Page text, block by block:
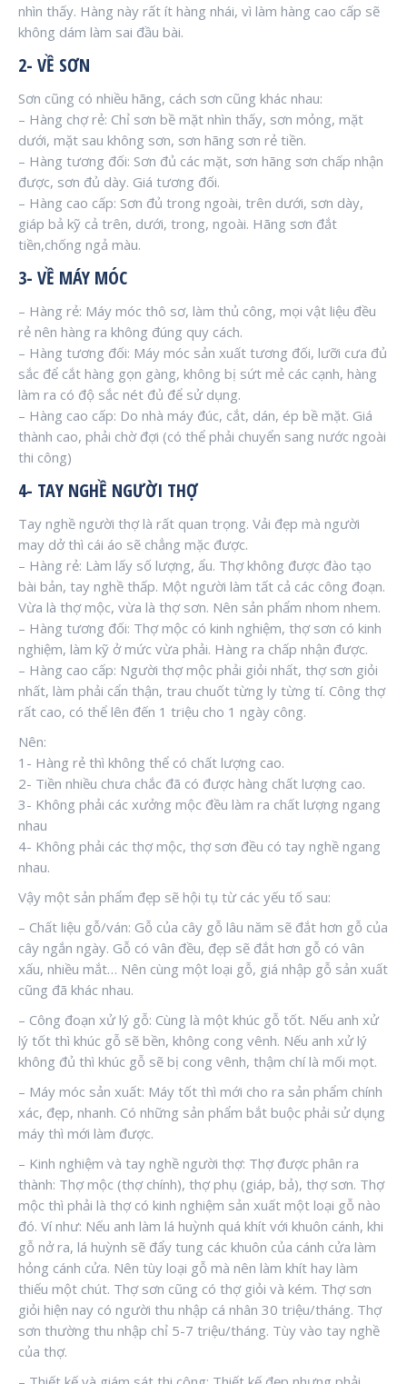
nhìn thấy. Hàng này rất ít hàng nhái, vì làm hàng cao cấp sẽ
không dám làm sai đầu bài.
2- VỀ SƠN
Sơn cũng có nhiều hãng, cách sơn cũng khác nhau:
– Hàng chợ rẻ: Chỉ sơn bề mặt nhìn thấy, sơn mỏng, mặt
dưới, mặt sau không sơn, sơn hãng sơn rẻ tiền.
– Hàng tương đối: Sơn đủ các mặt, sơn hãng sơn chấp nhận
được, sơn đủ dày. Giá tương đối.
– Hàng cao cấp: Sơn đủ trong ngoài, trên dưới, sơn dày,
giáp bả kỹ cả trên, dưới, trong, ngoài. Hãng sơn đắt
tiền,chống ngả màu.
3- VỀ MÁY MÓC
– Hàng rẻ: Máy móc thô sơ, làm thủ công, mọi vật liệu đều
rẻ nên hàng ra không đúng quy cách.
– Hàng tương đối: Máy móc sản xuất tương đối, lưỡi cưa đủ
sắc để cắt hàng gọn gàng, không bị sứt mẻ các cạnh, hàng
làm ra có độ sắc nét đủ để sử dụng.
– Hàng cao cấp: Do nhà máy đúc, cắt, dán, ép bề mặt. Giá
thành cao, phải chờ đợi (có thể phải chuyển sang nước ngoài
thi công)
4- TAY NGHỀ NGƯỜI THỢ
Tay nghề người thợ là rất quan trọng. Vải đẹp mà người
may dở thì cái áo sẽ chẳng mặc được.
– Hàng rẻ: Làm lấy số lượng, ẩu. Thợ không được đào tạo
bài bản, tay nghề thấp. Một người làm tất cả các công đoạn.
Vừa là thợ mộc, vừa là thợ sơn. Nên sản phẩm nhom nhem.
– Hàng tương đối: Thợ mộc có kinh nghiệm, thợ sơn có kinh
nghiệm, làm kỹ ở mức vừa phải. Hàng ra chấp nhận được.
– Hàng cao cấp: Người thợ mộc phải giỏi nhất, thợ sơn giỏi
nhất, làm phải cẩn thận, trau chuốt từng ly từng tí. Công thợ
rất cao, có thể lên đến 1 triệu cho 1 ngày công.
Nên:
1- Hàng rẻ thì không thể có chất lượng cao.
2- Tiền nhiều chưa chắc đã có được hàng chất lượng cao.
3- Không phải các xưởng mộc đều làm ra chất lượng ngang
nhau
4- Không phải các thợ mộc, thợ sơn đều có tay nghề ngang
nhau.
Vậy một sản phẩm đẹp sẽ hội tụ từ các yếu tố sau:
– Chất liệu gỗ/ván: Gỗ của cây gỗ lâu năm sẽ đắt hơn gỗ của
cây ngắn ngày. Gỗ có vân đều, đẹp sẽ đắt hơn gỗ có vân
xấu, nhiều mắt… Nên cùng một loại gỗ, giá nhập gỗ sản xuất
cũng đã khác nhau.
– Công đoạn xử lý gỗ: Cùng là một khúc gỗ tốt. Nếu anh xử
lý tốt thì khúc gỗ sẽ bền, không cong vênh. Nếu anh xử lý
không đủ thì khúc gỗ sẽ bị cong vênh, thậm chí là mối mọt.
– Máy móc sản xuất: Máy tốt thì mới cho ra sản phẩm chính
xác, đẹp, nhanh. Có những sản phẩm bắt buộc phải sử dụng
máy thì mới làm được.
– Kinh nghiệm và tay nghề người thợ: Thợ được phân ra
thành: Thợ mộc (thợ chính), thợ phụ (giáp, bả), thợ sơn. Thợ
mộc thì phải là thợ có kinh nghiệm sản xuất một loại gỗ nào
đó. Ví như: Nếu anh làm lá huỳnh quá khít với khuôn cánh, khi
gỗ nở ra, lá huỳnh sẽ đẩy tung các khuôn của cánh cửa làm
hỏng cánh cửa. Nên tùy loại gỗ mà nên làm khít hay làm
thiếu một chút. Thợ sơn cũng có thợ giỏi và kém. Thợ sơn
giỏi hiện nay có người thu nhập cá nhân 30 triệu/tháng. Thợ
sơn thường thu nhập chỉ 5-7 triệu/tháng. Tùy vào tay nghề
của thợ.